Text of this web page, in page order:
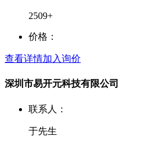
2509+
价格：
查看详情加入询价
深圳市易开元科技有限公司
联系人：
于先生